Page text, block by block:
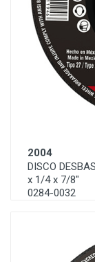
2004
DISCO
x 1/4 x 7/8"
0284-0032